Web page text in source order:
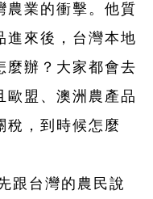
農業的衝擊。他質
進來後，台灣本地
麼辦？大家都會去
歐盟、澳洲農產品
稅，到時候怎麼
跟台灣的農民說